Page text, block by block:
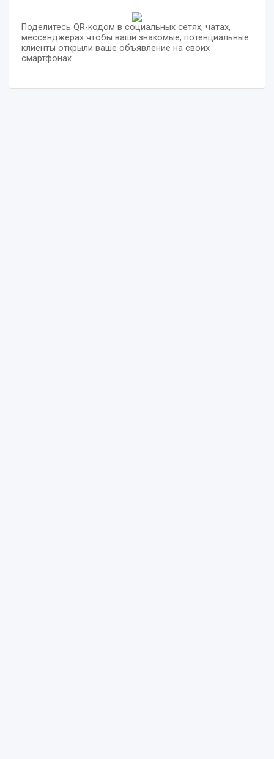
Поделитесь QR-кодом в социальных сетях, чатах,
мессенджерах чтобы ваши знакомые, потенциальные
клиенты открыли ваше объявление на своих
смартфонах.